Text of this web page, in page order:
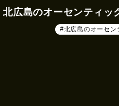
北広島のオーセンティッ
#北広島のオーセン